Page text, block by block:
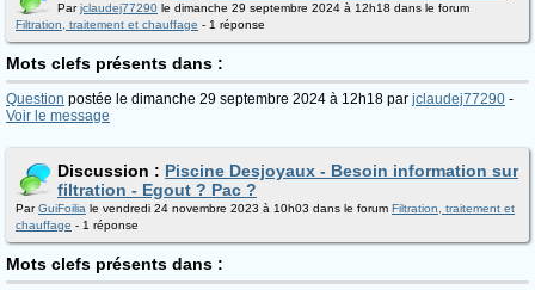
Parjclaudej77290 le dimanche 29 septembre 2024 à 12h18 dans le forum
Filtration, traitement et chauffage - 1 réponse
Mots clefs présents dans :
Question postée le dimanche 29 septembre 2024 à 12h18 par jclaudej77290 -
Voir le message
Discussion : Piscine Desjoyaux - Besoin information sur
filtration - Egout ? Pac ?
ParGuiFoilia le vendredi 24 novembre 2023 à 10h03 dans le forum Filtration, traitement et
chauffage - 1 réponse
Mots clefs présents dans :